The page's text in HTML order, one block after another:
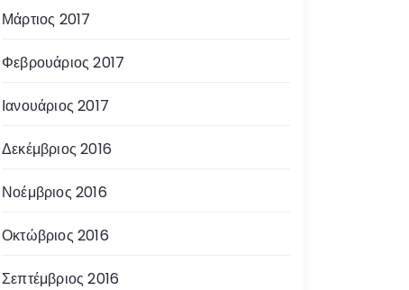
Μάρτιος 2017
Φεβρουάριος 2017
Ιανουάριος 2017
Δεκέμβριος 2016
Νοέμβριος 2016
Οκτώβριος 2016
Σεπτέμβριος 2016